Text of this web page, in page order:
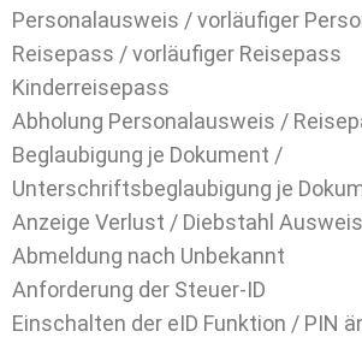
Personalausweis / vorläufiger
Reisepass / vorläufiger Reisepass
Kinderreisepass
Abholung Personalausweis /
Beglaubigung je Dokument /
Unterschriftsbeglaubigung je
Anzeige Verlust / Diebstahl
Abmeldung nach Unbekannt
Anforderung der Steuer-ID
Einschalten der eID Funktion / PIN